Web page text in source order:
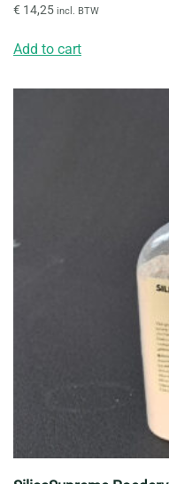
€ 14,25 incl. BTW
Add to cart